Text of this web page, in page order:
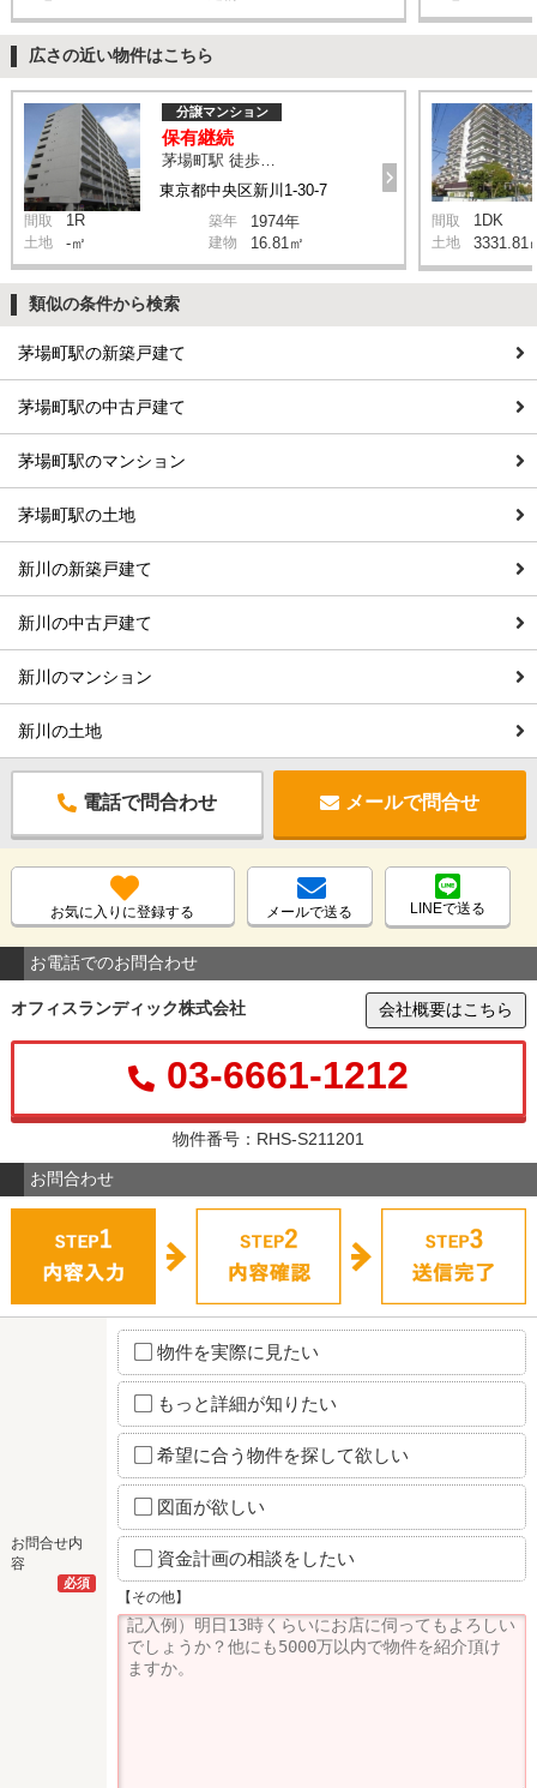
広さの近い物件はこちら
東京都中央区新川1-30-7
分譲マンション
保有継続
間取 1R 築年 1974年
土地 -㎡ 建物 16.81㎡
間取 1DK
土地 3331.81
類似の条件から検索
茅場町駅の新築戸建て
茅場町駅の中古戸建て
茅場町駅のマンション
茅場町駅の土地
新川の新築戸建て
新川の中古戸建て
新川のマンション
新川の土地
電話で問合わせ メールで問合せ
お気に入りに登録する メールで送る LINEで送る
お電話でのお問合わせ
オフィスランディック株式会社 会社概要はこちら
03-6661-1212
物件番号：RHS-S211201
お問合わせ
お問合せ内
容
必須
物件を実際に見たい
もっと詳細が知りたい
希望に合う物件を探して欲しい
図面が欲しい
資金計画の相談をしたい
【その他】